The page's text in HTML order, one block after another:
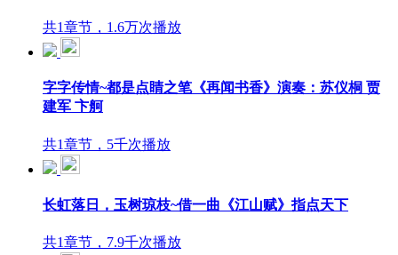
共1章节，1.6万次播放
字字传情~都是点睛之笔《再闻书香》演奏：苏仪桐 贾
建军 卞舸
共1章节，5千次播放
长虹落日，玉树琼枝~借一曲《江山赋》指点天下
共1章节，7.9千次播放